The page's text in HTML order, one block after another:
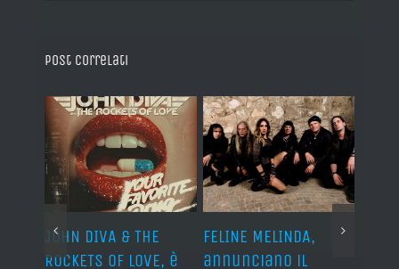
Post correlati
JOHN DIVA & THE
ROCKETS OF LOVE, è
FELINE MELINDA,
annunciano il